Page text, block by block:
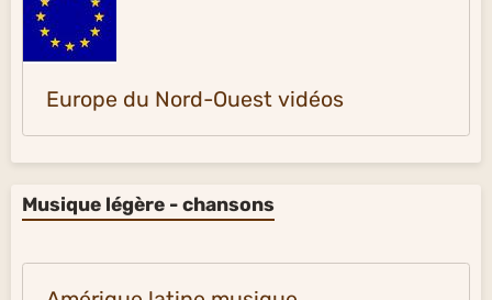
Europe du Nord-Ouest vidéos
Musique légère - chansons